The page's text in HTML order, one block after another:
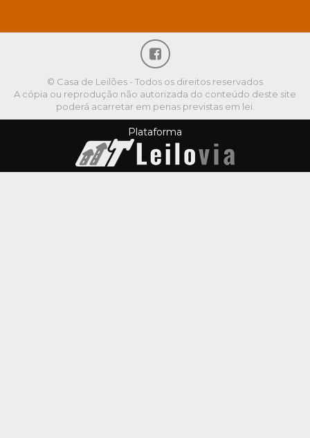
© Casa de Leilões - Todos os direitos reservados
A cópia ou reprodução não autorizada do conteúdo deste site
poderá acarretar em penas previstas em lei.
Plataforma